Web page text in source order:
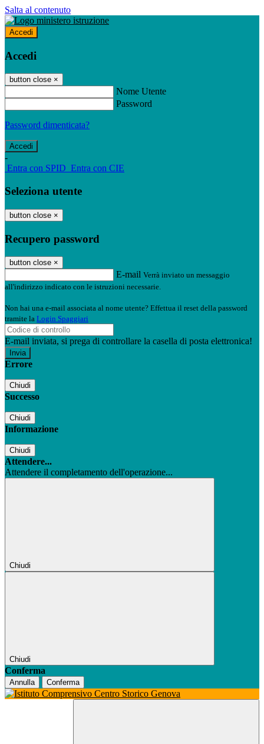
Salta al contenuto
Accedi
Accedi
button close ×
Nome Utente
Password
Password dimenticata?
-
Entra con SPID Entra con CIE
Seleziona utente
button close ×
Recupero password
button close ×
E-mail Verrà inviato un messaggio
all'indirizzo indicato con le istruzioni necessarie.
Non hai una e-mail associata al nome utente? Effettua il reset della password
tramite la Login Spaggiari
E-mail inviata, si prega di controllare la casella di posta elettronica!
Errore
Chiudi
Successo
Chiudi
Informazione
Chiudi
Attendere...
Attendere il completamento dell'operazione...
Chiudi
Chiudi
Conferma
Annulla Conferma